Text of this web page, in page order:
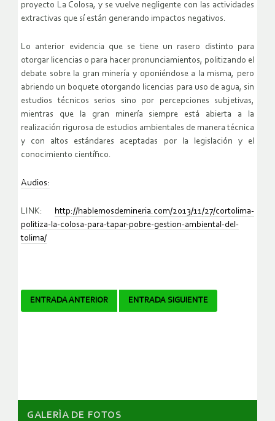
proyecto La Colosa, y se vuelve negligente con las actividades
extractivas que sí están generando impactos negativos.
Lo anterior evidencia que se tiene un rasero distinto para
otorgar licencias o para hacer pronunciamientos, politizando el
debate sobre la gran minería y oponiéndose a la misma, pero
abriendo un boquete otorgando licencias para uso de agua, sin
estudios técnicos serios sino por percepciones subjetivas,
mientras que la gran minería siempre está abierta a la
realización rigurosa de estudios ambientales de manera técnica
y con altos estándares aceptadas por la legislación y el
conocimiento científico.
Audios:
LINK: http://hablemosdemineria.com/2013/11/27/cortolima-
politiza-la-colosa-para-tapar-pobre-gestion-ambiental-del-
tolima/
Navegador
ENTRADA ANTERIOR ENTRADA SIGUIENTE
GALERÌA DE FOTOS